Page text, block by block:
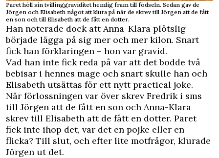
Paret höll sin tvillinggraviditet hemlig fram till födseln. Sedan gav de
Jörgen och Elisabeth något att klura på när de skrev till Jörgen att de fått
en son och till Elisabeth att de fått en dotter.
Han noterade dock att Anna-Klara plötslig
började lägga på sig mer och mer kilon. Snart
fick han förklaringen – hon var gravid.
Vad han inte fick reda på var att det bodde två
bebisar i hennes mage och snart skulle han och
Elisabeth utsättas för ett nytt practical joke.
När förlossningen var över skrev Fredrik i sms
till Jörgen att de fått en son och Anna-Klara
skrev till Elisabeth att de fått en dotter. Paret
fick inte ihop det, var det en pojke eller en
flicka? Till slut, och efter lite motfrågor, klurade
Jörgen ut det.